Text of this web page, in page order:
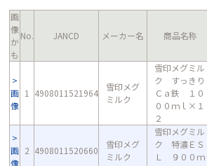
画
像
か
も
No. JANCD メーカー名 商品名称
画
像
1 4908011521964
雪印メグ
ミルク
雪印メグミル
ク すっきり
Ｃａ鉄 １０
００ｍｌ×１
２
画
像
2 4908011520660
雪印メグ
ミルク
雪印メグミル
ク 特濃ＥＳ
Ｌ ９００ｍ